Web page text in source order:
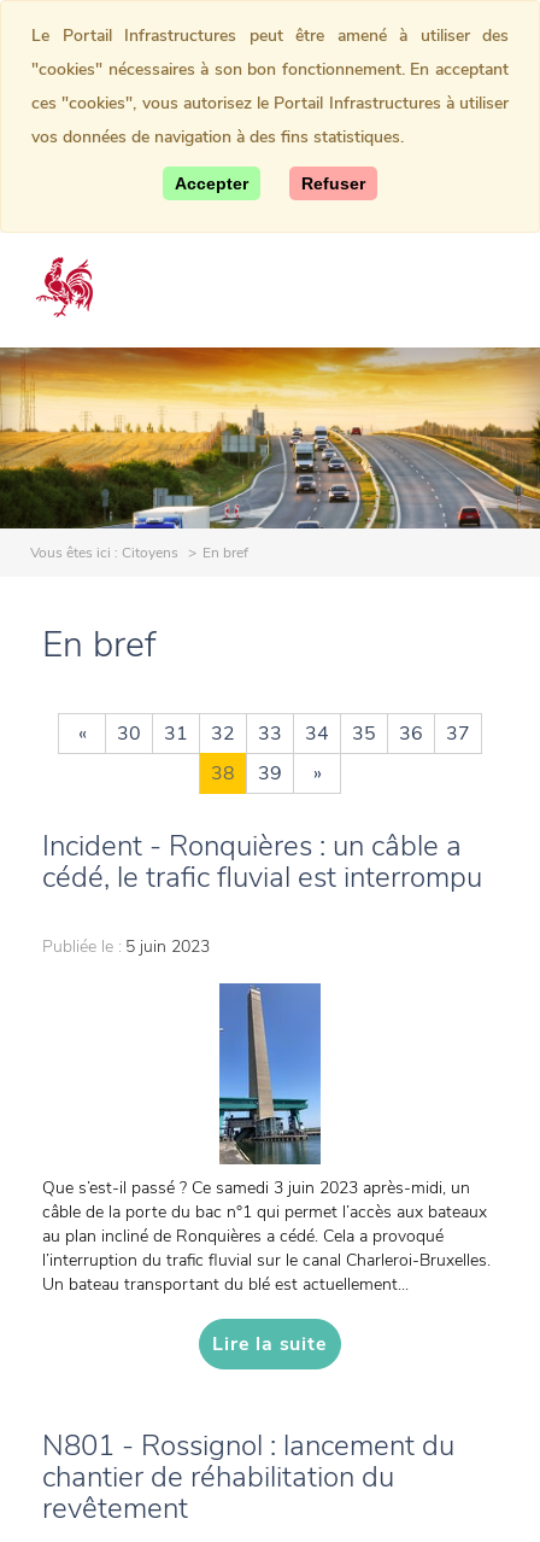
Vous êtes ici : Citoyens En bref
En bref
« 30 31 32 33 34 35 36
37
38
39 »
Incident - Ronquières : un câble a
cédé, le trafic fluvial est interrompu
Publiée le : 5 juin 2023
Que s’est-il passé ? Ce samedi 3 juin 2023 après-midi, un
câble de la porte du bac n°1 qui permet l’accès aux bateaux
au plan incliné de Ronquières a cédé. Cela a provoqué
l’interruption du trafic fluvial sur le canal Charleroi-Bruxelles.
Un bateau transportant du blé est actuellement...
Lire la suite
N801 - Rossignol : lancement du
chantier de réhabilitation du
revêtement
Le Portail Infrastructures peut être amené à utiliser des
"cookies" nécessaires à son bon fonctionnement. En acceptant
ces "cookies", vous autorisez le Portail Infrastructures à utiliser
vos données de navigation à des fins statistiques.
Accepter Refuser